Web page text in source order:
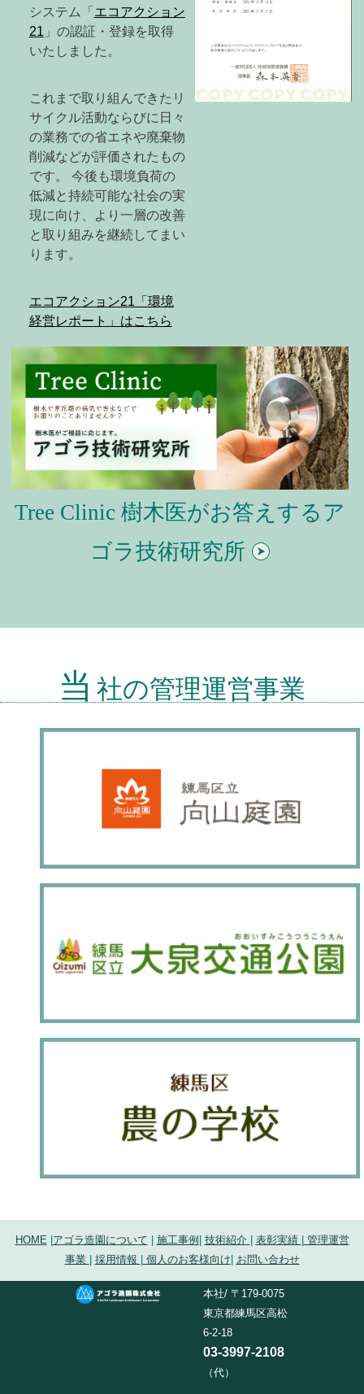
システム「 エコアクション
21 」の認証・登録を取得
いたしました。
これまで取り組んできたリ
サイクル活動ならびに日々
の業務での省エネや廃棄物
削減などが評価されたもの
です。 今後も環境負荷の
低減と持続可能な社会の実
現に向け、より一層の改善
と取り組みを継続してまい
ります。
エコアクション21「環境
経営レポート」はこちら
Tree Clinic 樹木医がお答えするア
ゴラ技術研究所
当 社の管理運営事業
HOME アゴラ造園について 施工事例 技術紹介 表彰実績
管理運営
事業
採用情報 個人のお客様向け お問い合わせ
本社/ 〒179-0075
東京都練馬区高松
6-2-18
03-3997-2108
（代）